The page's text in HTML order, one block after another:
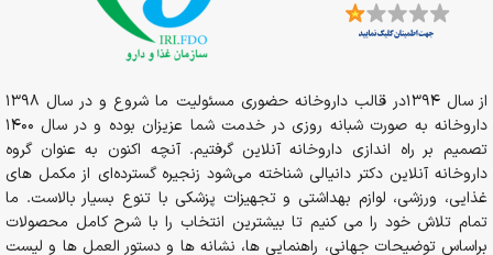
از سال 1394در قالب داروخانه حضوری مسئولیت ما شروع و در سال 1398
داروخانه به صورت شبانه روزی در خدمت شما عزیزان بوده و در سال 1400
تصمیم بر راه اندازی داروخانه آنلاین گرفتیم. آنچه اکنون به عنوان گروه
داروخانه آنلاین دکتر دانیالی شناخته می‌شود زنجیره گسترده‌ای از مکمل های
غذایی، ورزشی، لوازم بهداشتی و تجهیزات پزشکی با تنوع بسیار بالاست. ما
تمام تلاش خود را می کنیم تا بیشترین انتخاب را با شرح کامل محصولات
براساس توضیحات جهانی، راهنمایی ها، نشانه ها و دستور العمل ها و لیست